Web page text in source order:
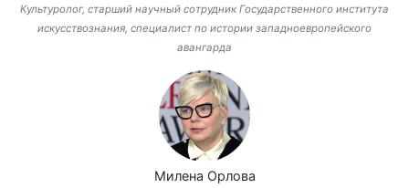
Культуролог, старший научный сотрудник Государственного института
искусствознания, специалист по истории западноевропейского
авангарда
Милена Орлова